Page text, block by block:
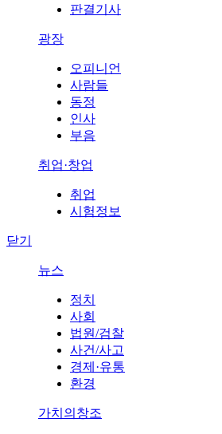
판결기사
광장
오피니언
사람들
동정
인사
부음
취업·창업
취업
시험정보
닫기
뉴스
정치
사회
법원/검찰
사건/사고
경제·유통
환경
가치의창조